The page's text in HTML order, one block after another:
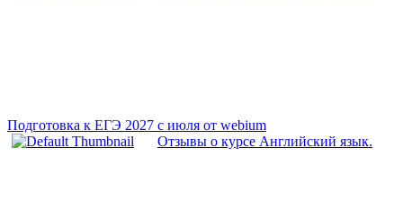
Подготовка к ЕГЭ 2027 с июля от webium
Отзывы о курсе Английский язык.